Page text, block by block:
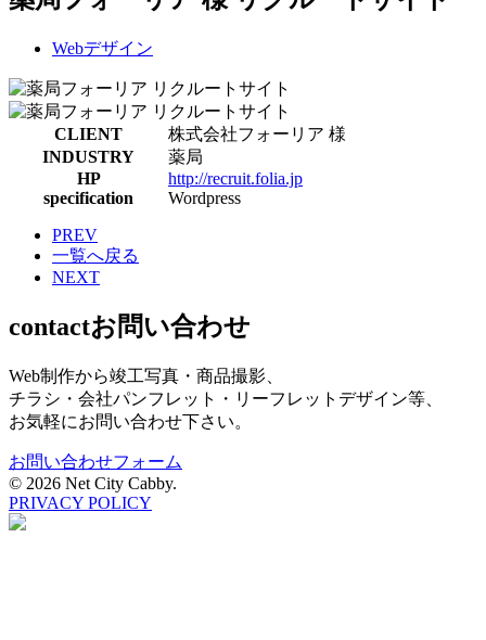
Webデザイン
CLIENT
株式会社フォーリア 様
INDUSTRY
薬局
HP
http://recruit.folia.jp
specification
Wordpress
PREV
一覧へ戻る
NEXT
contactお問い合わせ
Web制作から竣工写真・商品撮影、
チラシ・会社パンフレット・リーフレットデザイン等、
お気軽にお問い合わせ下さい。
お問い合わせフォーム
© 2026 Net City Cabby.
PRIVACY POLICY